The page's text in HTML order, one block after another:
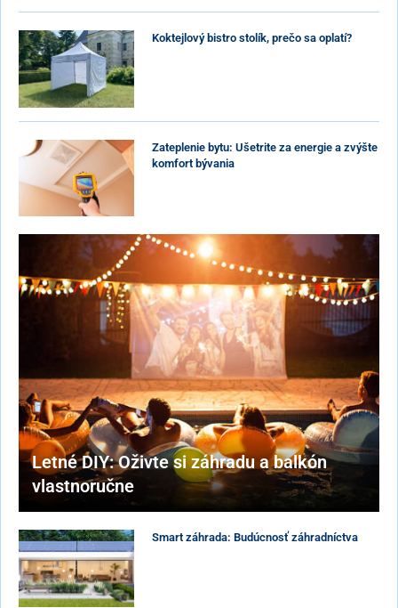
Koktejlový bistro stolík, prečo sa oplatí?
Zateplenie bytu: Ušetrite za energie a zvýšte
komfort bývania
Letné DIY: Oživte si záhradu a balkón
vlastnoručne
Smart záhrada: Budúcnosť záhradníctva